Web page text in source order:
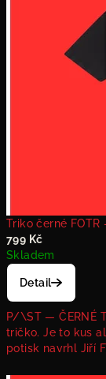
Triko černé
799 Kč
Skladem
Detail
P/\ST — ČERNÉ
tričko. Je to kus
potisk navrhl Jiří